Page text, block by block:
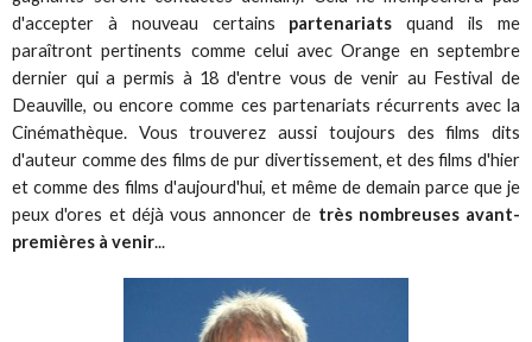
d'accepter à nouveau certains partenariats quand ils me
paraîtront pertinents comme celui avec Orange en septembre
dernier qui a permis à 18 d'entre vous de venir au Festival de
Deauville, ou encore comme ces partenariats récurrents avec la
Cinémathèque. Vous trouverez aussi toujours des films dits
d'auteur comme des films de pur divertissement, et des films d'hier
et comme des films d'aujourd'hui, et même de demain parce que je
peux d'ores et déjà vous annoncer de très nombreuses avant-
premières à venir...